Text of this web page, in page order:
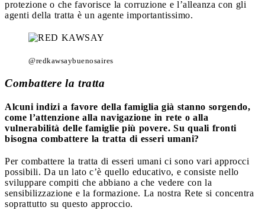
protezione o che favorisce la corruzione e l’alleanza con gli
agenti della tratta è un agente importantissimo.
@redkawsaybuenosaires
Combattere la tratta
Alcuni indizi a favore della famiglia già stanno sorgendo,
come l’attenzione alla navigazione in rete o alla
vulnerabilità delle famiglie più povere. Su quali fronti
bisogna combattere la tratta di esseri umani?
Per combattere la tratta di esseri umani ci sono vari approcci
possibili. Da un lato c’è quello educativo, e consiste nello
sviluppare compiti che abbiano a che vedere con la
sensibilizzazione e la formazione. La nostra Rete si concentra
soprattutto su questo approccio.